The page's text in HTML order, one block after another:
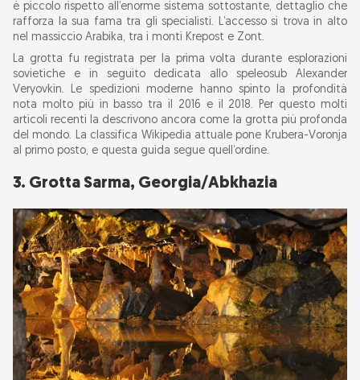
è piccolo rispetto all’enorme sistema sottostante, dettaglio che
rafforza la sua fama tra gli specialisti. L’accesso si trova in alto
nel massiccio Arabika, tra i monti Krepost e Zont.
La grotta fu registrata per la prima volta durante esplorazioni
sovietiche e in seguito dedicata allo speleosub Alexander
Veryovkin. Le spedizioni moderne hanno spinto la profondità
nota molto più in basso tra il 2016 e il 2018. Per questo molti
articoli recenti la descrivono ancora come la grotta più profonda
del mondo. La classifica Wikipedia attuale pone Krubera-Voronja
al primo posto, e questa guida segue quell’ordine.
3. Grotta Sarma, Georgia/Abkhazia